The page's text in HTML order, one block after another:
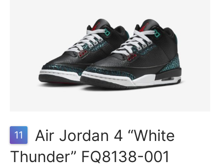
11
Air Jordan 4 “White
Thunder” FQ8138-001